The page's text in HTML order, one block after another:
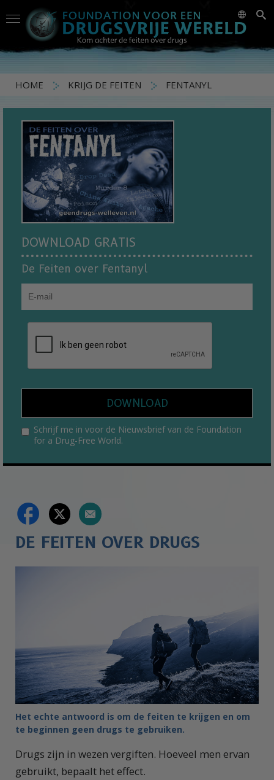
HOME KRIJG DE FEITEN FENTANYL
DOWNLOAD GRATIS
De Feiten over Fentanyl
DOWNLOAD
Schrijf me in voor de Nieuwsbrief van de Foundation
for a Drug-Free World.
DE FEITEN OVER DRUGS
Het echte antwoord is om de feiten te krijgen en om
te beginnen geen drugs te gebruiken.
Drugs zijn in wezen vergiften. Hoeveel men ervan
gebruikt, bepaalt het effect.